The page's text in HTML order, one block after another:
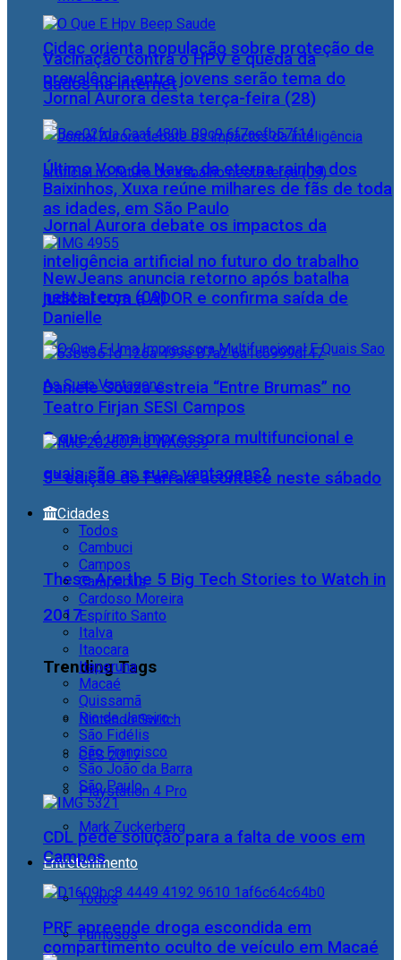
Cidac orienta população sobre proteção de
dados na internet
Jornal Aurora debate os impactos da
inteligência artificial no futuro do trabalho
nesta terça (09)
O que é uma impressora multifuncional e
quais são as suas vantagens?
These Are the 5 Big Tech Stories to Watch in
2017
Trending Tags
Nintendo Switch
CES 2017
Playstation 4 Pro
Mark Zuckerberg
Entretenimento
Todos
Famosos
Vacinação contra o HPV e queda da
prevalência entre jovens serão tema do
Jornal Aurora desta terça-feira (28)
Último Voo da Nave, da eterna rainha dos
Baixinhos, Xuxa reúne milhares de fãs de toda
as idades, em São Paulo
NewJeans anuncia retorno após batalha
judicial com a ADOR e confirma saída de
Danielle
Daniele Souza estreia “Entre Brumas” no
Teatro Firjan SESI Campos
5ª edição do Farraiá acontece neste sábado
Cidades
Todos
Cambuci
Campos
Carapebus
Cardoso Moreira
Espírito Santo
Italva
Itaocara
Itaperuna
Macaé
Quissamã
Rio de Janeiro
São Fidélis
São Francisco
São João da Barra
São Paulo
CDL pede solução para a falta de voos em
Campos
PRF apreende droga escondida em
compartimento oculto de veículo em Macaé